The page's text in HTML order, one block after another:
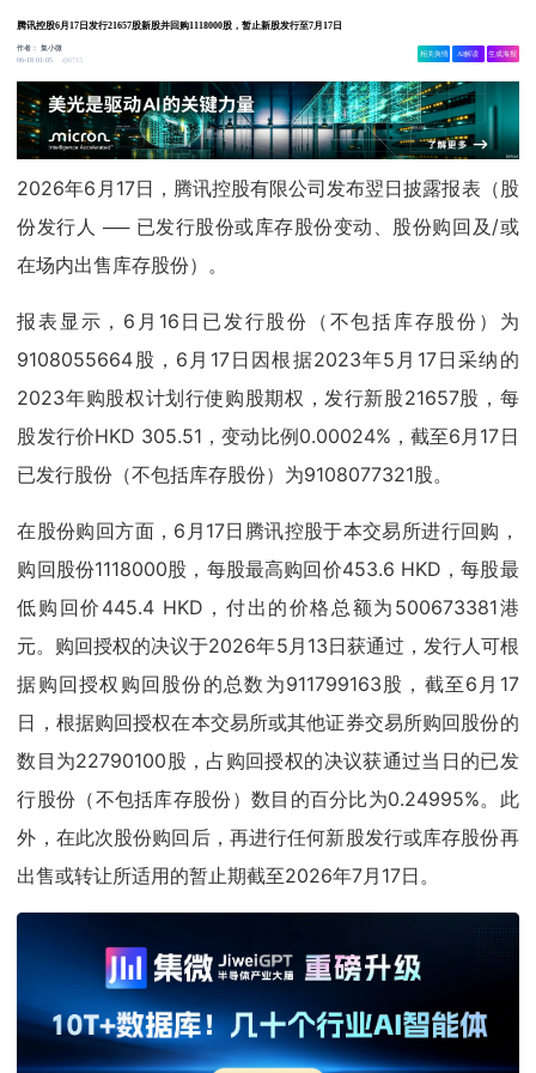
腾讯控股6月17日发行21657股新股并回购1118000股，暂止新股发行至7月17日
作者：集小微
06-18 01:05
6715
相关舆情 AI解读 生成海报
2026年6月17日，腾讯控股有限公司发布翌日披露报表（股
份发行人 ── 已发行股份或库存股份变动、股份购回及/或
在场内出售库存股份）。
报表显示，6月16日已发行股份（不包括库存股份）为
9108055664股，6月17日因根据2023年5月17日采纳的
2023年购股权计划行使购股期权，发行新股21657股，每
股发行价HKD 305.51，变动比例0.00024%，截至6月17日
已发行股份（不包括库存股份）为9108077321股。
在股份购回方面，6月17日腾讯控股于本交易所进行回购，
购回股份1118000股，每股最高购回价453.6 HKD，每股最
低购回价445.4 HKD，付出的价格总额为500673381港
元。购回授权的决议于2026年5月13日获通过，发行人可根
据购回授权购回股份的总数为911799163股，截至6月17
日，根据购回授权在本交易所或其他证券交易所购回股份的
数目为22790100股，占购回授权的决议获通过当日的已发
行股份（不包括库存股份）数目的百分比为0.24995%。此
外，在此次股份购回后，再进行任何新股发行或库存股份再
出售或转让所适用的暂止期截至2026年7月17日。